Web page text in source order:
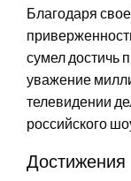
Благодаря
сумел достичь
уважение
телевидении
российского
Достижения